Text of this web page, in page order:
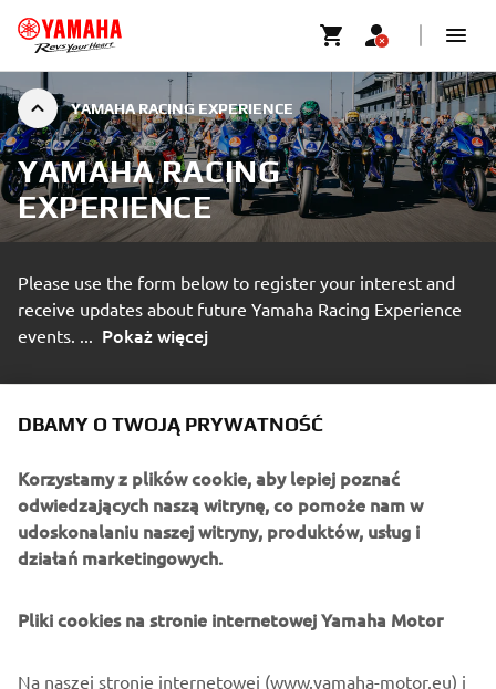
YAMAHA RACING EXPERIENCE
YAMAHA RACING
EXPERIENCE
Please use the form below to register your interest and
receive updates about future Yamaha Racing Experience
events. ... Pokaż więcej
SIGN UP TO STAY INFORMED
Imię
E-mail
DBAMY O TWOJĄ PRYWATNOŚĆ
Korzystamy z plików cookie, aby lepiej poznać
odwiedzających naszą witrynę, co pomoże nam w
udoskonalaniu naszej witryny, produktów, usług i
działań marketingowych.
Pliki cookies na stronie internetowej Yamaha Motor
Na naszej stronie internetowej (www.yamaha-motor.eu) i